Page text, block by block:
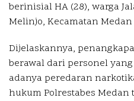
berinisial HA (28), warga
Melinjo, Kecamatan
Dijelaskannya,
berawal dari personel
adanya peredaran
hukum Polrestabes Medan